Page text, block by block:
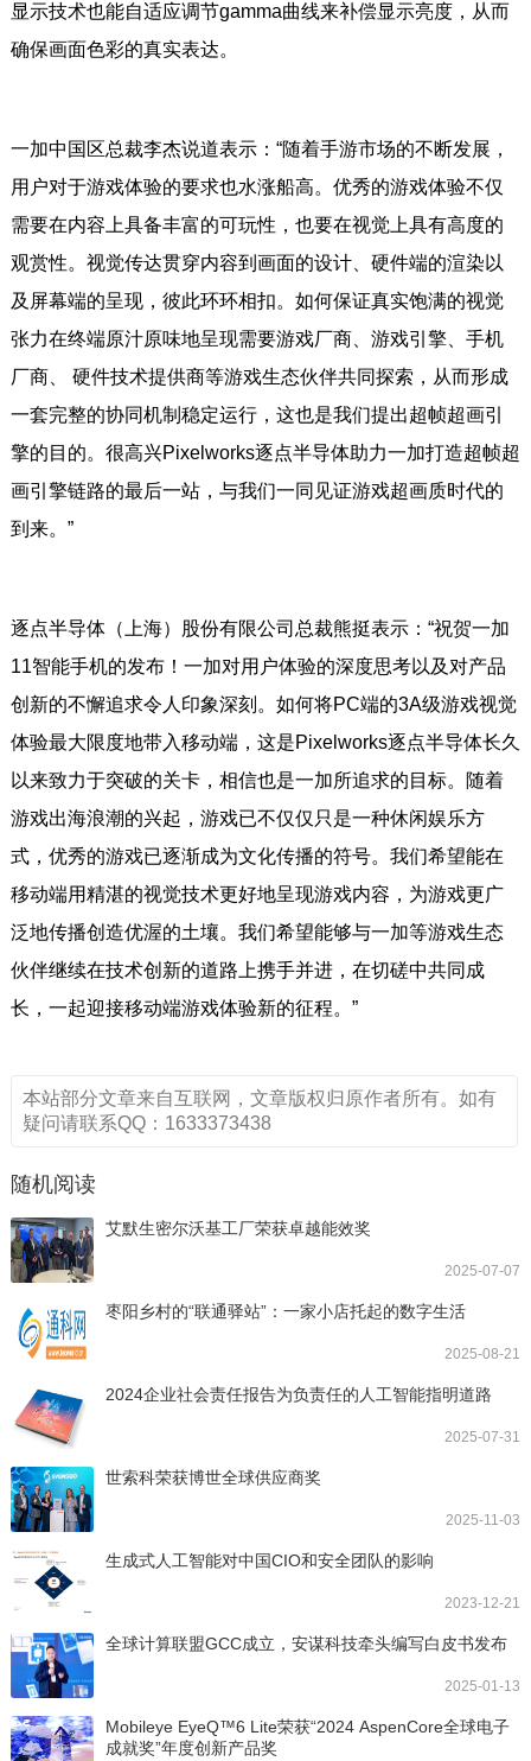
显示技术也能自适应调节gamma曲线来补偿显示亮度，从而
确保画面色彩的真实表达。
一加中国区总裁李杰说道表示：“随着手游市场的不断发展，
用户对于游戏体验的要求也水涨船高。优秀的游戏体验不仅
需要在内容上具备丰富的可玩性，也要在视觉上具有高度的
观赏性。视觉传达贯穿内容到画面的设计、硬件端的渲染以
及屏幕端的呈现，彼此环环相扣。如何保证真实饱满的视觉
张力在终端原汁原味地呈现需要游戏厂商、游戏引擎、手机
厂商、 硬件技术提供商等游戏生态伙伴共同探索，从而形成
一套完整的协同机制稳定运行，这也是我们提出超帧超画引
擎的目的。很高兴Pixelworks逐点半导体助力一加打造超帧超
画引擎链路的最后一站，与我们一同见证游戏超画质时代的
到来。”
逐点半导体（上海）股份有限公司总裁熊挺表示：“祝贺一加
11智能手机的发布！一加对用户体验的深度思考以及对产品
创新的不懈追求令人印象深刻。如何将PC端的3A级游戏视觉
体验最大限度地带入移动端，这是Pixelworks逐点半导体长久
以来致力于突破的关卡，相信也是一加所追求的目标。随着
游戏出海浪潮的兴起，游戏已不仅仅只是一种休闲娱乐方
式，优秀的游戏已逐渐成为文化传播的符号。我们希望能在
移动端用精湛的视觉技术更好地呈现游戏内容，为游戏更广
泛地传播创造优渥的土壤。我们希望能够与一加等游戏生态
伙伴继续在技术创新的道路上携手并进，在切磋中共同成
长，一起迎接移动端游戏体验新的征程。”
本站部分文章来自互联网，文章版权归原作者所有。如有
疑问请联系QQ：1633373438
随机阅读
艾默生密尔沃基工厂荣获卓越能效奖
2025-07-07
枣阳乡村的“联通驿站”：一家小店托起的数字生活
2025-08-21
2024企业社会责任报告为负责任的人工智能指明道路
2025-07-31
世索科荣获博世全球供应商奖
2025-11-03
生成式人工智能对中国CIO和安全团队的影响
2023-12-21
全球计算联盟GCC成立，安谋科技牵头编写白皮书发布
2025-01-13
Mobileye EyeQ™6 Lite荣获“2024 AspenCore全球电子
成就奖”年度创新产品奖